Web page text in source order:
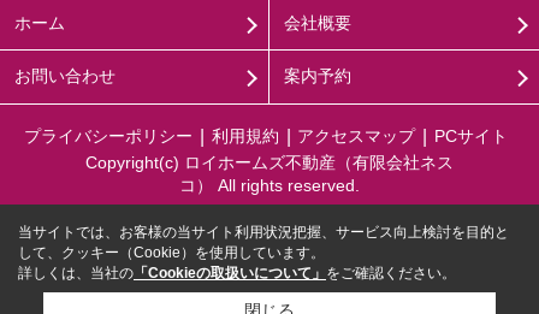
ホーム 会社概要
お問い合わせ 案内予約
プライバシーポリシー 利用規約 アクセスマップ
PCサイト
Copyright(c) ロイホームズ不動産（有限会社ネス
コ） All rights reserved.
当サイトでは、お客様の当サイト利用状況把握、サービス向上検討を目的と
して、クッキー（Cookie）を使用しています。
詳しくは、当社の 「Cookieの取扱いについて」 をご確認ください。